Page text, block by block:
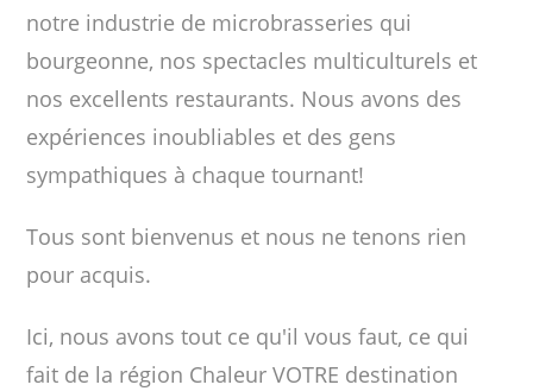
notre industrie de microbrasseries qui
bourgeonne, nos spectacles multiculturels et
nos excellents restaurants. Nous avons des
expériences inoubliables et des gens
sympathiques à chaque tournant!
Tous sont bienvenus et nous ne tenons rien
pour acquis.
Ici, nous avons tout ce qu'il vous faut, ce qui
fait de la région Chaleur VOTRE destination